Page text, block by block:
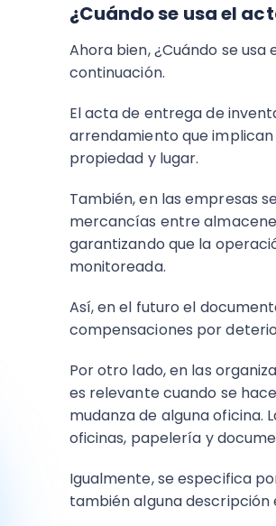
¿Cuándo se usa el
Ahora bien, ¿Cuándo se
continuación.
El acta de entrega de
arrendamiento que
propiedad y lugar.
También, en las empresas
mercancías entre
garantizando que la
monitoreada.
Así, en el futuro el
compensaciones por
Por otro lado, en las
es relevante cuando se
mudanza de alguna oficina.
oficinas, papelería y
Igualmente, se especifica
también alguna descripción